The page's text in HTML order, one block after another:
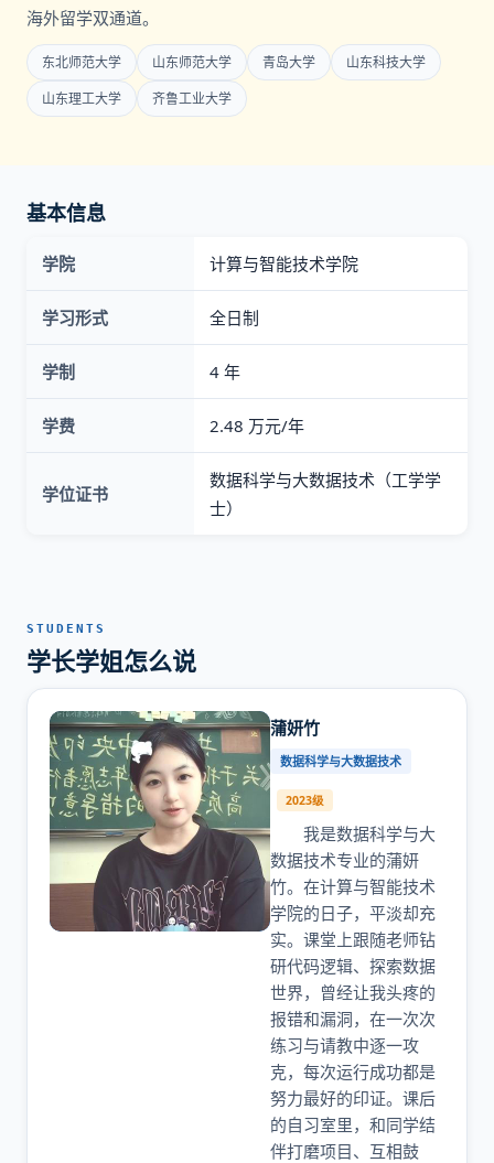
海外留学双通道。
东北师范大学 山东师范大学 青岛大学
山东科技大学
山东理工大学
齐鲁工业大学
基本信息
学院 计算与智能技术学院
学习形式 全日制
学制 4 年
学费 2.48 万元/年
学位证书
数据科学与大数据技术（工学学
士）
STUDENTS
学长学姐怎么说
蒲妍竹
数据科学与大数据技术
2023级
我是数据科学与大
数据技术专业的蒲妍
竹。在计算与智能技术
学院的日子，平淡却充
实。课堂上跟随老师钻
研代码逻辑、探索数据
世界，曾经让我头疼的
报错和漏洞，在一次次
练习与请教中逐一攻
克，每次运行成功都是
努力最好的印证。课后
的自习室里，和同学结
伴打磨项目、互相鼓